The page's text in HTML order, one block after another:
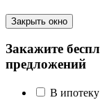
Закрыть окно
Закажите
предложений
В